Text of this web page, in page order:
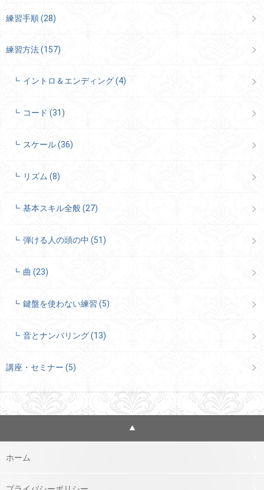
練習手順(28)
練習方法(157)
イントロ＆エンディング(4)
コード(31)
スケール(36)
リズム(8)
基本スキル全般(27)
弾ける人の頭の中(51)
曲(23)
鍵盤を使わない練習(5)
音とナンバリング(13)
講座・セミナー (5)
ホーム